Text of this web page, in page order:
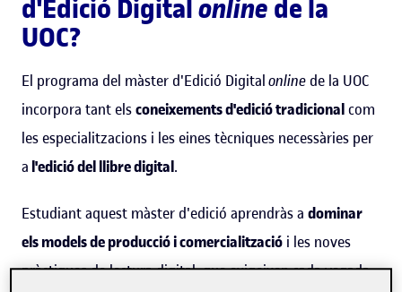
d'Edició Digitalonline de la
UOC?
El programa del màster d'Edició Digitalonline de la UOC
incorpora tant elsconeixements d'edició tradicionalcom
les especialitzacions i les eines tècniques necessàries per
a l'edició del llibre digital.
Estudiant aquest màster d'edició aprendràs a dominar
els models de producció i comercialització i les noves
pràctiques de lectura digital, que exigeixen cada vegada